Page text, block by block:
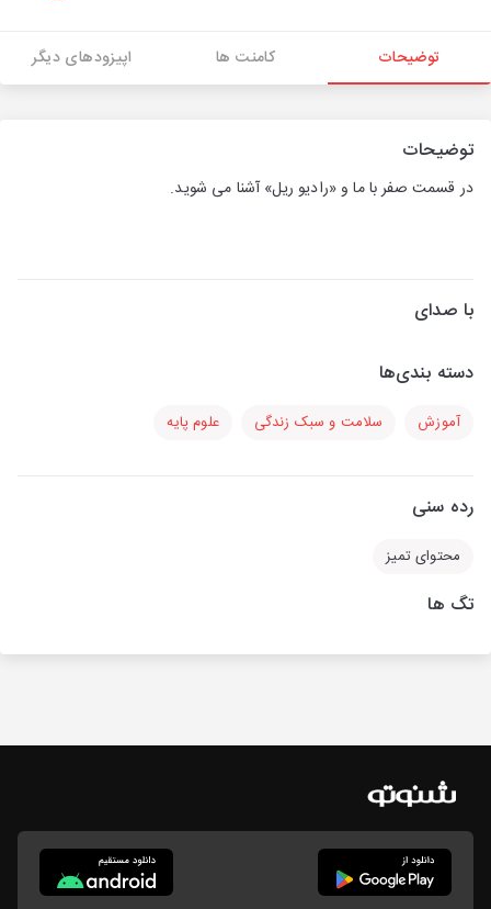
توضیحات کامنت ها اپیزودهای دیگر
توضیحات
در قسمت صفر با ما و «رادیو ریل» آشنا می شوید.
با صدای
دسته بندی‌ها
آموزش سلامت و سبک زندگی علوم پایه
رده سنی
محتوای تمیز
تگ ها